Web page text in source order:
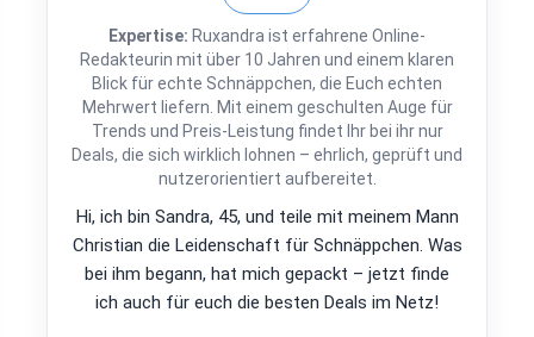
Expertise: Ruxandra ist erfahrene Online-
Redakteurin mit über 10 Jahren und einem klaren
Blick für echte Schnäppchen, die Euch echten
Mehrwert liefern. Mit einem geschulten Auge für
Trends und Preis-Leistung findet Ihr bei ihr nur
Deals, die sich wirklich lohnen – ehrlich, geprüft und
nutzerorientiert aufbereitet.
Hi, ich bin Sandra, 45, und teile mit meinem Mann
Christian die Leidenschaft für Schnäppchen. Was
bei ihm begann, hat mich gepackt – jetzt finde
ich auch für euch die besten Deals im Netz!